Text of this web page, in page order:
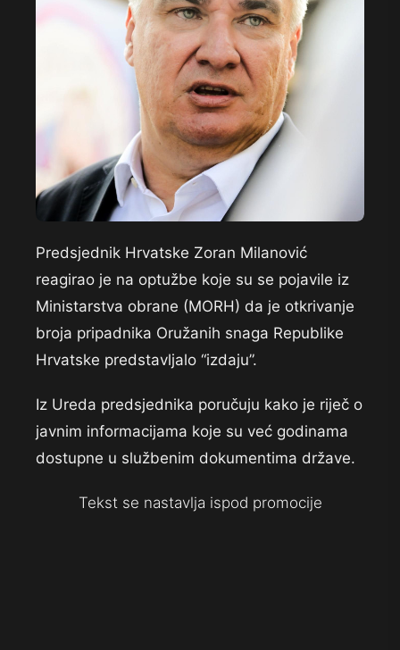
Predsjednik Hrvatske Zoran Milanović
reagirao je na optužbe koje su se pojavile iz
Ministarstva obrane (MORH) da je otkrivanje
broja pripadnika Oružanih snaga Republike
Hrvatske predstavljalo “izdaju”.
Iz Ureda predsjednika poručuju kako je riječ o
javnim informacijama koje su već godinama
dostupne u službenim dokumentima države.
Tekst se nastavlja ispod promocije